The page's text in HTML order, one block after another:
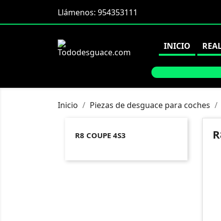
Llámenos: 954353111
INICIO
Inicio Piezas de desguace para coches
R8 COUPE 4S3